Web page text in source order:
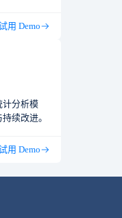
用 Demo
计分析模
续改进。
用 Demo